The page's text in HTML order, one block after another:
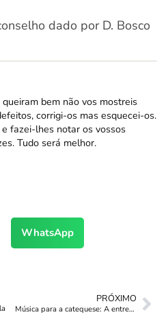
dado por D. Bosco
queiram bem não vos mostreis
corrigi-os mas esquecei-os.
fazei-lhes notar os vossos
Tudo será melhor.
WhatsApp
PRÓXIMO
Música para a catequese: A entrevista